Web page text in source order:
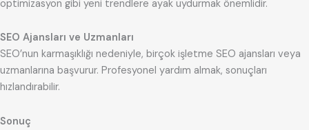
optimizasyon gibi yeni trendlere ayak uydurmak önemlidir.
SEO Ajansları ve Uzmanları
SEO’nun karmaşıklığı nedeniyle, birçok işletme SEO ajansları veya
uzmanlarına başvurur. Profesyonel yardım almak, sonuçları
hızlandırabilir.
Sonuç